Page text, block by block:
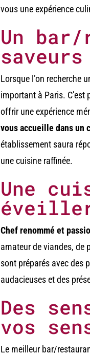
vous une expérience
Un
Lorsque l’on recherche
important à Paris.
offrir une expérience
vous accueille dans un
établissement saura
une cuisine raffinée.
Une
Chef renommé et
amateur de viandes, de
sont préparés avec des
audacieuses et des
Des
vos
Le meilleur bar/